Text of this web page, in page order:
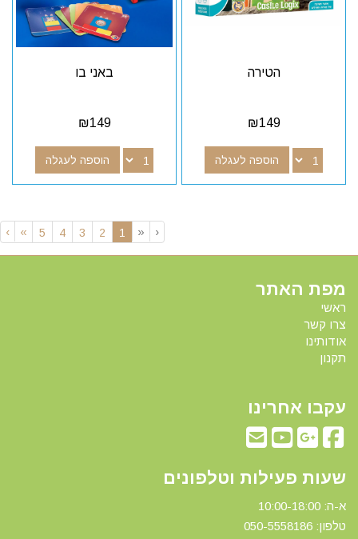
הטירה
₪149
הוספה לעגלה
באני בו
₪149
הוספה לעגלה
‹
«
1
2
3
4
5
»
›
מפת האתר
ראשי
צרו קשר
אודותינו
תקנון
עקבו אחרינו
שעות פעילות וטלפונים
א-ה: 10:00-18:00
טלפון: 0 50-5558186